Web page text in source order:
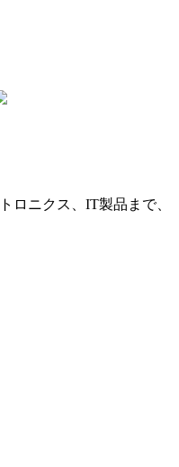
ロニクス、IT製品まで、